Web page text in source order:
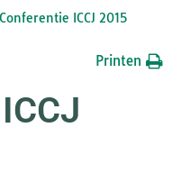
Conferentie ICCJ 2015
Printen